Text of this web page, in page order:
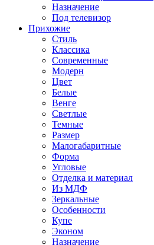
Назначение
Под телевизор
Прихожие
Стиль
Классика
Современные
Модерн
Цвет
Белые
Венге
Светлые
Темные
Размер
Малогабаритные
Форма
Угловые
Отделка и материал
Из МДФ
Зеркальные
Особенности
Купе
Эконом
Назначение